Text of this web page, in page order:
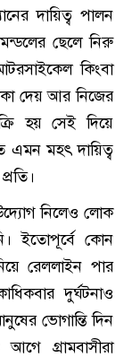
দায়িত্ব পালন
ছেলে নিরু
কিংবা
দেয় আর নিজের
হয় সেই দিয়ে
এমন মহৎ দায়িত্ব
নিলেও লোক
ইতোপূর্বে কোন
রেললাইন পার
দুর্ঘটনাও
ভোগান্তি দিন
গ্রামবাসীরা